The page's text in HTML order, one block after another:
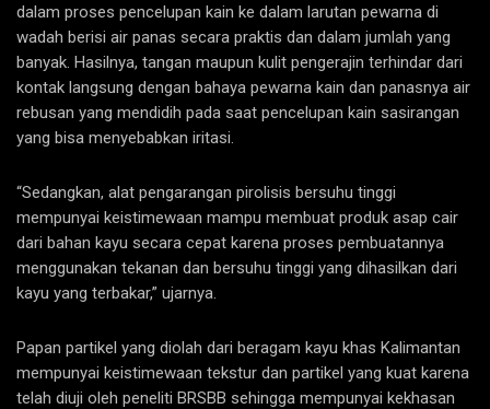
dalam proses pencelupan kain ke dalam larutan pewarna di
wadah berisi air panas secara praktis dan dalam jumlah yang
banyak. Hasilnya, tangan maupun kulit pengerajin terhindar dari
kontak langsung dengan bahaya pewarna kain dan panasnya air
rebusan yang mendidih pada saat pencelupan kain sasirangan
yang bisa menyebabkan iritasi.
“Sedangkan, alat pengarangan pirolisis bersuhu tinggi
mempunyai keistimewaan mampu membuat produk asap cair
dari bahan kayu secara cepat karena proses pembuatannya
menggunakan tekanan dan bersuhu tinggi yang dihasilkan dari
kayu yang terbakar,” ujarnya.
Papan partikel yang diolah dari beragam kayu khas Kalimantan
mempunyai keistimewaan tekstur dan partikel yang kuat karena
telah diuji oleh peneliti BRSBB sehingga mempunyai kekhasan